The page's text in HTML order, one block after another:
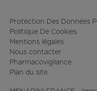
Protection Des Données
Politique De Cookies
Mentions légales
Nous contacter
Pharmacovigilance
Plan du site